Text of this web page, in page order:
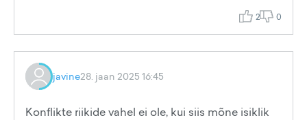
2 0
javine28. jaan 2025 16:45
Konflikte riikide vahel ei ole, kui siis mõne isiklik